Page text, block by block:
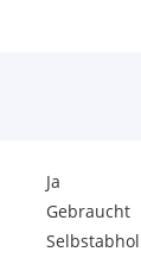
Ja
Gebraucht